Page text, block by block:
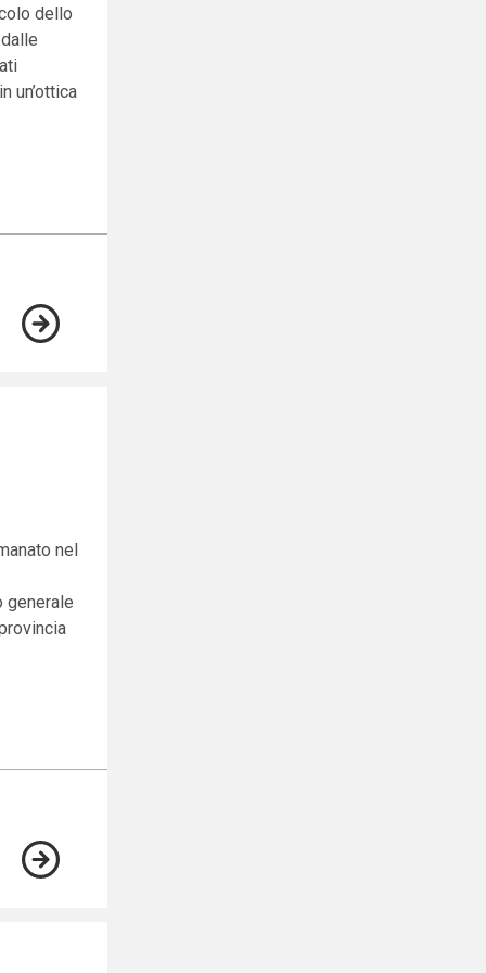
dello
un’ottica
nel
generale